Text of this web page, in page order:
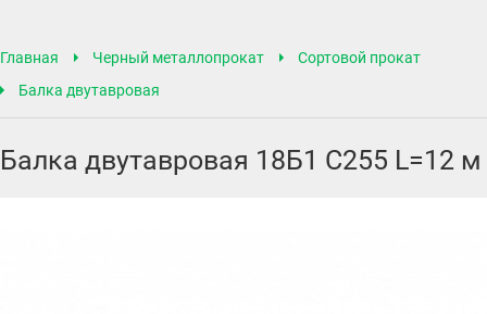
Главная Черный металлопрокат
Сортовой прокат
Балка двутавровая
Балка двутавровая 18Б1 С255 L=12 м